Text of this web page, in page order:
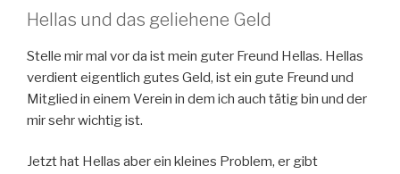
Hellas und das geliehene Geld
Stelle mir mal vor da ist mein guter Freund Hellas. Hellas
verdient eigentlich gutes Geld, ist ein gute Freund und
Mitglied in einem Verein in dem ich auch tätig bin und der
mir sehr wichtig ist.
Jetzt hat Hellas aber ein kleines Problem, er gibt